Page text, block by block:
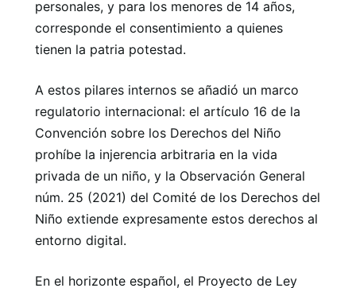
personales, y para los menores de 14 años,
corresponde el consentimiento a quienes
tienen la patria potestad.
A estos pilares internos se añadió un marco
regulatorio internacional: el artículo 16 de la
Convención sobre los Derechos del Niño
prohíbe la injerencia arbitraria en la vida
privada de un niño, y la Observación General
núm. 25 (2021) del Comité de los Derechos del
Niño extiende expresamente estos derechos al
entorno digital.
En el horizonte español, el Proyecto de Ley